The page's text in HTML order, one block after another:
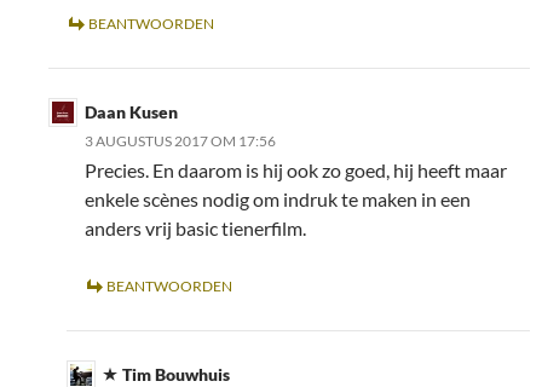
BEANTWOORDEN
Daan Kusen
3 AUGUSTUS 2017 OM 17:56
Precies. En daarom is hij ook zo goed, hij heeft maar
enkele scènes nodig om indruk te maken in een
anders vrij basic tienerfilm.
BEANTWOORDEN
Tim Bouwhuis